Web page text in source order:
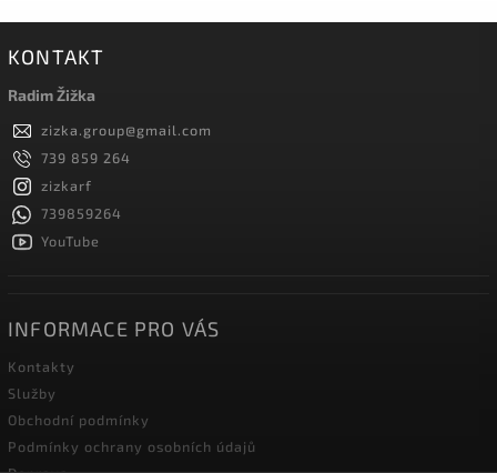
KONTAKT
Radim Žižka
zizka.group@gmail.com
739 859 264
zizkarf
739859264
YouTube
INFORMACE PRO VÁS
Kontakty
Služby
Obchodní podmínky
Podmínky ochrany osobních údajů